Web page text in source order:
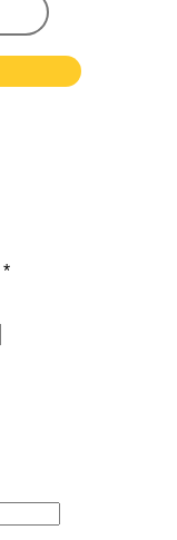
*Obligatorio